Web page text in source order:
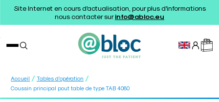
Site Internet en cours d'actualisation, pour plus d'informations
nous contacter surinfo@abloc.eu
Accueil / Tables d’opération /
Coussin principal pout table de type TAB 4080